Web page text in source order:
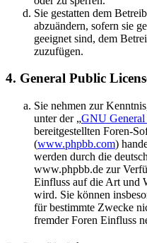
Sie gestatten dem
abzuändern, sofern sie
geeignet sind, dem
zuzufügen.
4. General Public
Sie nehmen zur
unter der „GNU
bereitgestellten Foren-
(www.phpbb.com)
werden durch die
www.phpbb.de zur
Einfluss auf die Art und
wird. Sie können
für bestimmte Zwecke
fremder Foren Einfluss